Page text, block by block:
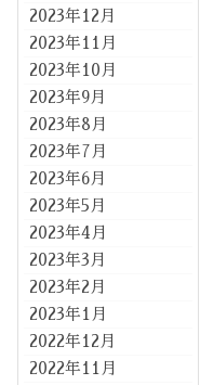
2023年12月
2023年11月
2023年10月
2023年9月
2023年8月
2023年7月
2023年6月
2023年5月
2023年4月
2023年3月
2023年2月
2023年1月
2022年12月
2022年11月